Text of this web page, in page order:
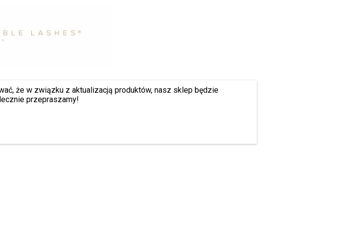
że w związku z aktualizacją produktów, nasz sklep będzie
przepraszamy!